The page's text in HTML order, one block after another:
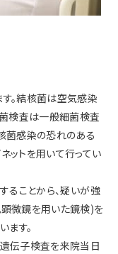
。結核菌は空気感染
菌検査は一般細菌検査
菌感染の恐れのある
ットを用いて行ってい
ことから、疑いが強
微鏡を用いた鏡検)を
ます。
伝子検査を来院当日